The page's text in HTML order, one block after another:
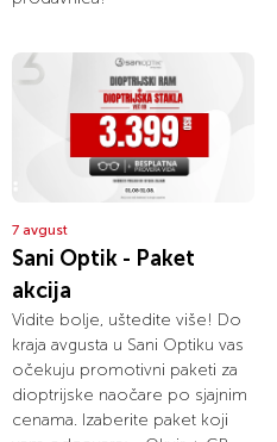
7 avgust
Sani Optik - Paket
akcija
Vidite bolje, uštedite više! Do
kraja avgusta u Sani Optiku vas
očekuju promotivni paketi za
dioptrijske naočare po sjajnim
cenama. Izaberite paket koji